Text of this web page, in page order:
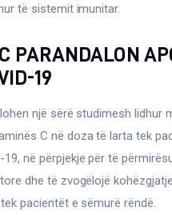
të sistemit imunitar.
PARANDALON
19
një sërë studimesh lidhur
C në doza të larta tek
19, në përpjekje për të
dhe të zvogëlojë
pacientët e sëmurë rëndë.